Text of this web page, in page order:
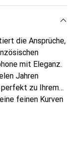
die Ansprüche,
mit Eleganz.
Jahren
zu Ihrem
feinen Kurven
International